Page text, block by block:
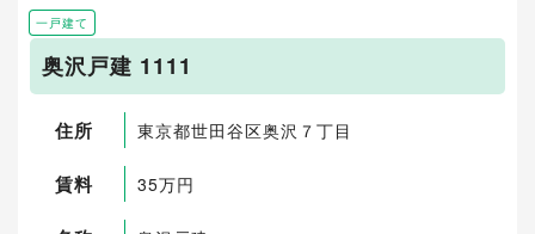
一戸建て
奥沢戸建 1111
住所 東京都世田谷区奥沢７丁目
賃料 35万円